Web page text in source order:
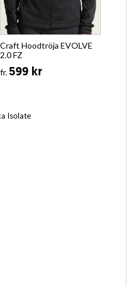
Craft Hoodtröja EVOLVE
2.0 FZ
fr.599 kr
Isolate